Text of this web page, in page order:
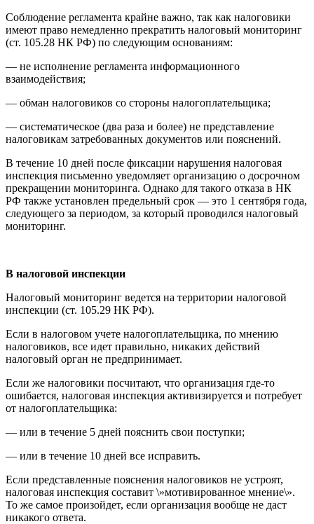
Соблюдение регламента крайне важно, так как налоговики
имеют право немедленно прекратить налоговый мониторинг
(ст. 105.28 НК РФ) по следующим основаниям:
— не исполнение регламента информационного
взаимодействия;
— обман налоговиков со стороны налогоплательщика;
— систематическое (два раза и более) не представление
налоговикам затребованных документов или пояснений.
В течение 10 дней после фиксации нарушения налоговая
инспекция письменно уведомляет организацию о досрочном
прекращении мониторинга. Однако для такого отказа в НК
РФ также установлен предельный срок — это 1 сентября года,
следующего за периодом, за который проводился налоговый
мониторинг.
В налоговой инспекции
Налоговый мониторинг ведется на территории налоговой
инспекции (ст. 105.29 НК РФ).
Если в налоговом учете налогоплательщика, по мнению
налоговиков, все идет правильно, никаких действий
налоговый орган не предпринимает.
Если же налоговики посчитают, что организация где-то
ошибается, налоговая инспекция активизируется и потребует
от налогоплательщика:
— или в течение 5 дней пояснить свои поступки;
— или в течение 10 дней все исправить.
Если представленные пояснения налоговиков не устроят,
налоговая инспекция составит \»мотивированное мнение\».
То же самое произойдет, если организация вообще не даст
никакого ответа.